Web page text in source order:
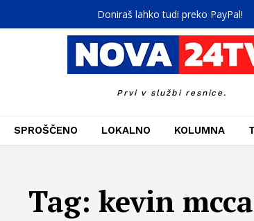
Doniraš lahko tudi preko PayPal!
Prvi v službi resnice.
SPROŠČENO LOKALNO KOLUMNA
Tag: kevin